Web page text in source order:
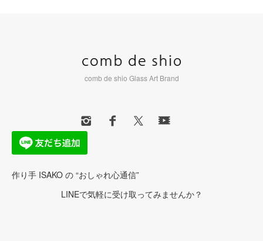
comb de shio Glass Art Brand
作り手 ISAKO の “おしゃれ心通信”
LINEで気軽に受け取ってみませんか？